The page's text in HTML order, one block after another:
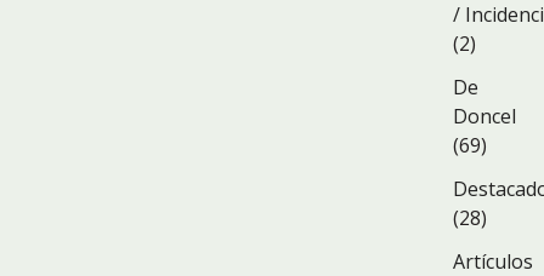
/
(2)
De
Doncel
(69)
(28)
Artículos